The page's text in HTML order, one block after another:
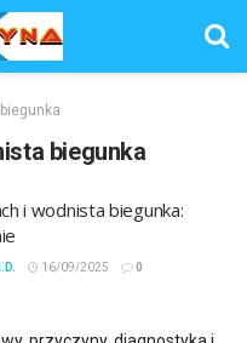
biegunka
i wodnista biegunka:
16/09/2025 0